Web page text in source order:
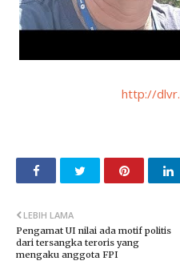
http://
LEBIH LAMA
Pengamat UI nilai ada motif politis
dari tersangka teroris yang
mengaku anggota FPI